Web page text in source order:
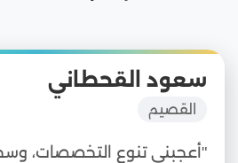
سعود القحطاني
القصيم
"أعجبني تنوع التخصصات،